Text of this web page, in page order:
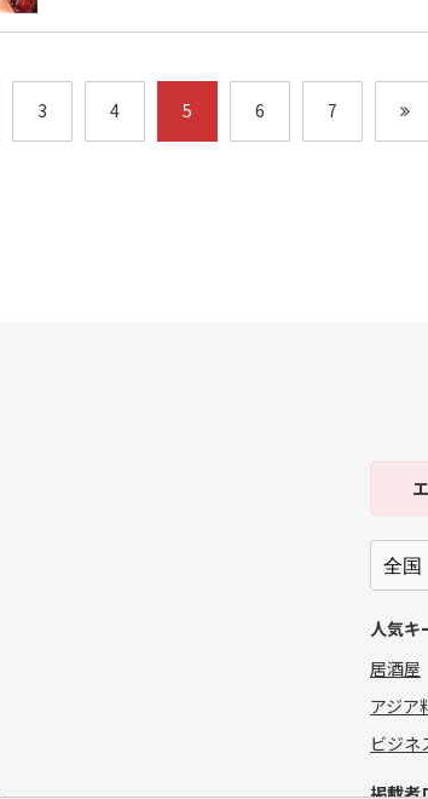
3 4 5 6 7
人気キ
居酒屋
アジア
ビジネ
掲載者